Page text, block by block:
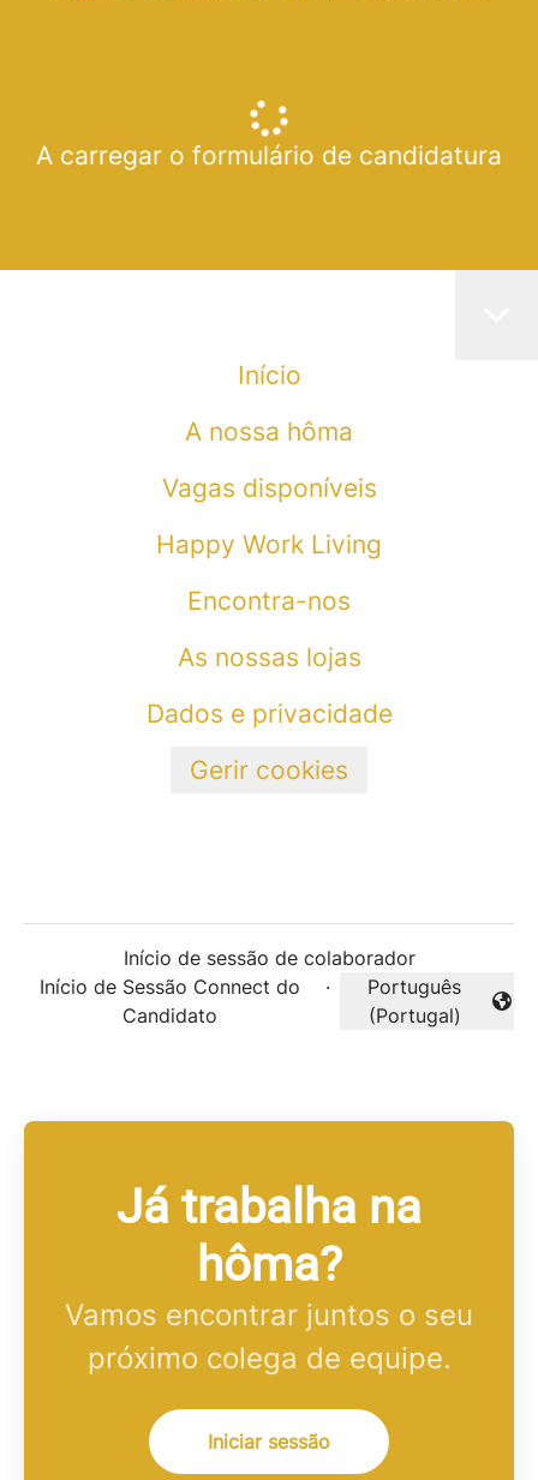
A carregar o formulário de candidatura
Início
A nossa hôma
Vagas disponíveis
Happy Work Living
Encontra-nos
As nossas lojas
Dados e privacidade
Gerir cookies
Início de sessão de colaborador
Início de Sessão Connect do
Candidato
·
Alterar idioma
Português
(Portugal)
Já trabalha na
hôma?
Vamos encontrar juntos o seu
próximo colega de equipe.
Iniciar sessão